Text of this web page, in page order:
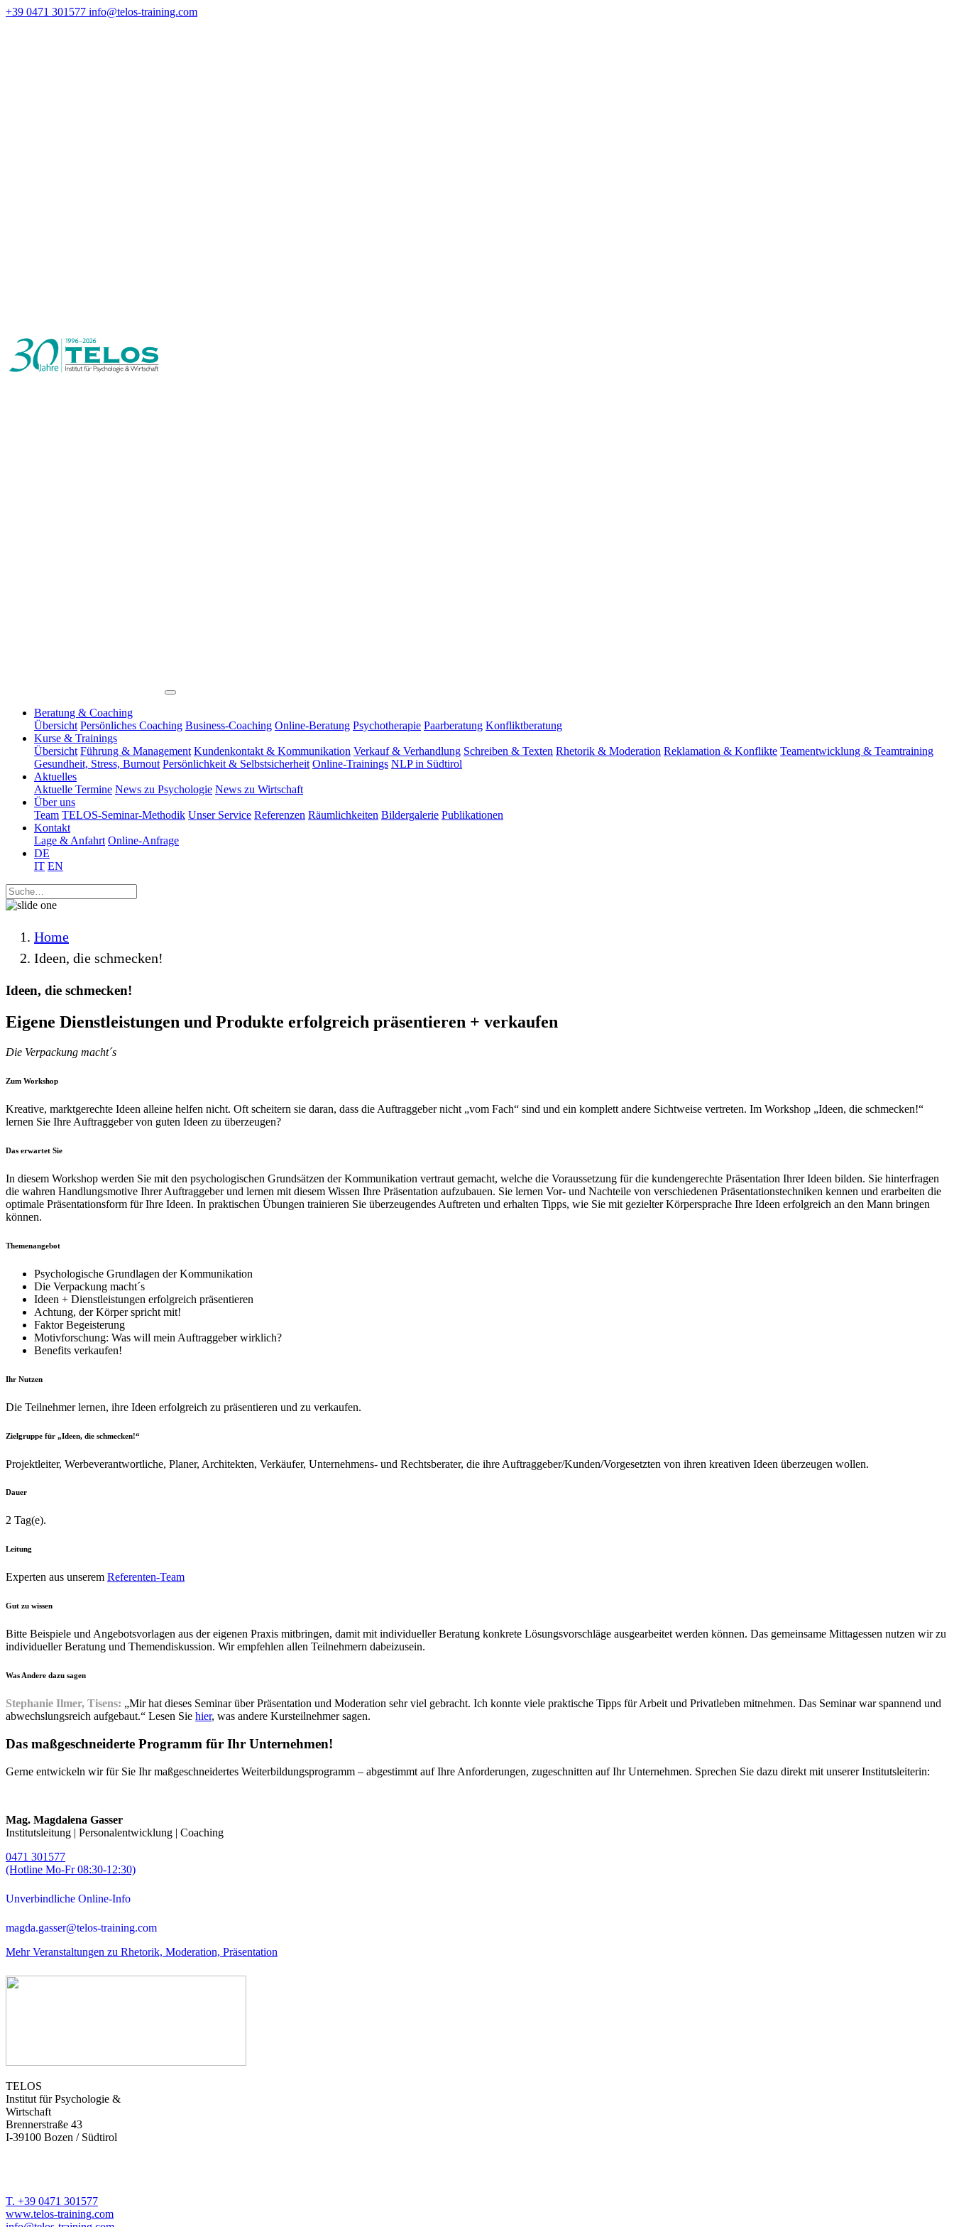
+39 0471 301577 info@telos-training.com
Beratung & Coaching
Übersicht Persönliches Coaching Business-Coaching Online-Beratung Psychotherapie Paarberatung Konfliktberatung
Kurse & Trainings
Übersicht Führung & Management Kundenkontakt & Kommunikation Verkauf & Verhandlung Schreiben & Texten Rhetorik & Moderation Reklamation & Konflikte Teamentwicklung & Teamtraining
Gesundheit, Stress, Burnout Persönlichkeit & Selbstsicherheit Online-Trainings NLP in Südtirol
Aktuelles
Aktuelle Termine News zu Psychologie News zu Wirtschaft
Über uns
Team TELOS-Seminar-Methodik Unser Service Referenzen Räumlichkeiten Bildergalerie Publikationen
Kontakt
Lage & Anfahrt Online-Anfrage
DE
IT EN
Home
Ideen, die schmecken!
Ideen, die schmecken!
Eigene Dienstleistungen und Produkte erfolgreich präsentieren + verkaufen
Die Verpackung macht´s
Zum Workshop
Kreative, marktgerechte Ideen alleine helfen nicht. Oft scheitern sie daran, dass die Auftraggeber nicht „vom Fach“ sind und ein komplett andere Sichtweise vertreten. Im Workshop „Ideen, die schmecken!“
lernen Sie Ihre Auftraggeber von guten Ideen zu überzeugen?
Das erwartet Sie
In diesem Workshop werden Sie mit den psychologischen Grundsätzen der Kommunikation vertraut gemacht, welche die Voraussetzung für die kundengerechte Präsentation Ihrer Ideen bilden. Sie hinterfragen
die wahren Handlungsmotive Ihrer Auftraggeber und lernen mit diesem Wissen Ihre Präsentation aufzubauen. Sie lernen Vor- und Nachteile von verschiedenen Präsentationstechniken kennen und erarbeiten die
optimale Präsentationsform für Ihre Ideen. In praktischen Übungen trainieren Sie überzeugendes Auftreten und erhalten Tipps, wie Sie mit gezielter Körpersprache Ihre Ideen erfolgreich an den Mann bringen
können.
Themenangebot
Psychologische Grundlagen der Kommunikation
Die Verpackung macht´s
Ideen + Dienstleistungen erfolgreich präsentieren
Achtung, der Körper spricht mit!
Faktor Begeisterung
Motivforschung: Was will mein Auftraggeber wirklich?
Benefits verkaufen!
Ihr Nutzen
Die Teilnehmer lernen, ihre Ideen erfolgreich zu präsentieren und zu verkaufen.
Zielgruppe für „Ideen, die schmecken!“
Projektleiter, Werbeverantwortliche, Planer, Architekten, Verkäufer, Unternehmens- und Rechtsberater, die ihre Auftraggeber/Kunden/Vorgesetzten von ihren kreativen Ideen überzeugen wollen.
Dauer
2 Tag(e).
Leitung
Experten aus unserem Referenten-Team
Gut zu wissen
Bitte Beispiele und Angebotsvorlagen aus der eigenen Praxis mitbringen, damit mit individueller Beratung konkrete Lösungsvorschläge ausgearbeitet werden können. Das gemeinsame Mittagessen nutzen wir zu
individueller Beratung und Themendiskussion. Wir empfehlen allen Teilnehmern dabeizusein.
Was Andere dazu sagen
Stephanie Ilmer, Tisens: „Mir hat dieses Seminar über Präsentation und Moderation sehr viel gebracht. Ich konnte viele praktische Tipps für Arbeit und Privatleben mitnehmen. Das Seminar war spannend und
abwechslungsreich aufgebaut.“ Lesen Sie hier, was andere Kursteilnehmer sagen.
Das maßgeschneiderte Programm für Ihr Unternehmen!
Gerne entwickeln wir für Sie Ihr maßgeschneidertes Weiterbildungsprogramm – abgestimmt auf Ihre Anforderungen, zugeschnitten auf Ihr Unternehmen. Sprechen Sie dazu direkt mit unserer Institutsleiterin:
Mag. Magdalena Gasser
Institutsleitung | Personalentwicklung | Coaching
0471 301577
(Hotline Mo-Fr 08:30-12:30)
Unverbindliche Online-Info
magda.gasser@telos-training.com
Mehr Veranstaltungen zu Rhetorik, Moderation, Präsentation
TELOS
Institut für Psychologie &
Wirtschaft
Brennerstraße 43
I-39100 Bozen / Südtirol
T. +39 0471 301577
www.telos-training.com